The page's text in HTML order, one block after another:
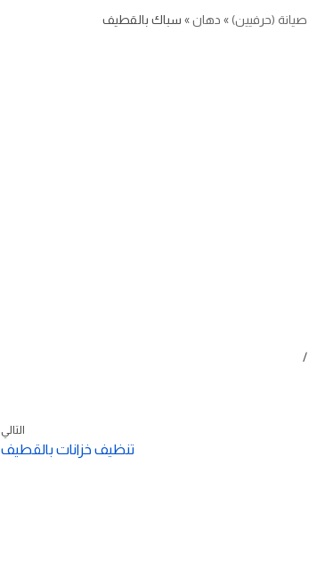
صيانة (حرفيين)» دهان» سباك بالقطيف
التالي
تنظيف خزانات بالقطيف